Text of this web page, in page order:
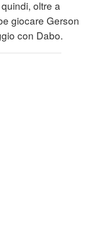
oltre a
giocare Gerson
con Dabo.